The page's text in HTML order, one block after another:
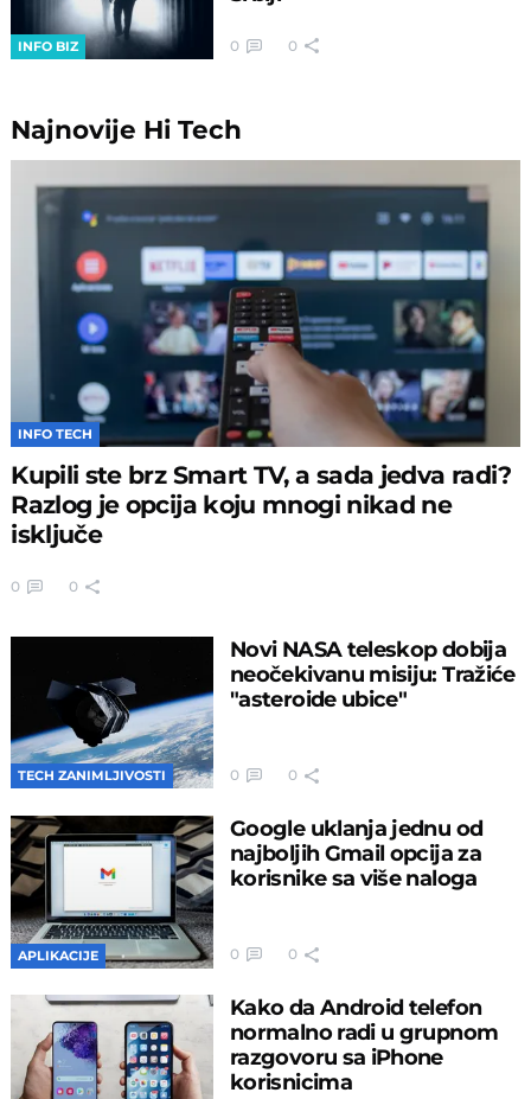
INFO BIZ 0 0
Najnovije Hi Tech
INFO TECH
Kupili ste brz Smart TV, a sada jedva radi?
Razlog je opcija koju mnogi nikad ne
isključe
0 0
TECH ZANIMLJIVOSTI
Novi NASA teleskop dobija
neočekivanu misiju: Tražiće
"asteroide ubice"
0 0
APLIKACIJE
Google uklanja jednu od
najboljih Gmail opcija za
korisnike sa više naloga
0 0
Kako da Android telefon
normalno radi u grupnom
razgovoru sa iPhone
korisnicima